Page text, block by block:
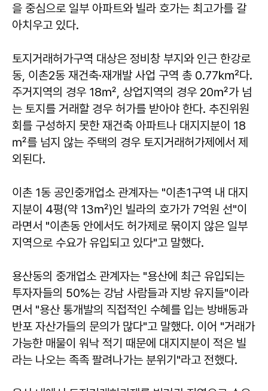
을 중심으로 일부 아파트와 빌라 호가는 최고가를 갈
아치우고 있다.
토지거래허가구역 대상은 정비창 부지와 인근 한강로
동, 이촌2동 재건축·재개발 사업 구역 총 0.77㎢다.
주거지역의 경우 18㎡, 상업지역의 경우 20㎡가 넘
는 토지를 거래할 경우 허가를 받아야 한다. 추진위원
회를 구성하지 못한 재건축 아파트나 대지지분이 18
㎡를 넘지 않는 주택의 경우 토지거래허가제에서 제
외된다.
이촌 1동 공인중개업소 관계자는 "이촌1구역 내 대지
지분이 4평(약 13㎡)인 빌라의 호가가 7억원 선"이
라면서 "이촌동 안에서도 허가제로 묶이지 않은 일부
지역으로 수요가 유입되고 있다"고 말했다.
용산동의 중개업소 관계자는 "용산에 최근 유입되는
투자자들의 50%는 강남 사람들과 지방 유지들"이라
면서 "용산 통개발의 직접적인 수혜를 입는 방배동과
반포 자산가들의 문의가 많다"고 말했다. 이어 "거래가
가능한 매물이 워낙 적기 때문에 대지지분이 적은 빌
라는 나오는 족족 팔려나가는 분위기"라고 전했다.